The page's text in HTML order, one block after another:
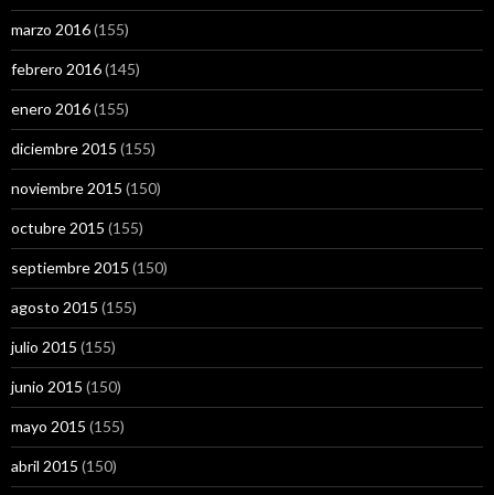
marzo 2016(155)
febrero 2016(145)
enero 2016(155)
diciembre 2015 (155)
noviembre 2015 (150)
octubre 2015 (155)
septiembre 2015 (150)
agosto 2015 (155)
julio 2015 (155)
junio 2015 (150)
mayo 2015 (155)
abril 2015 (150)